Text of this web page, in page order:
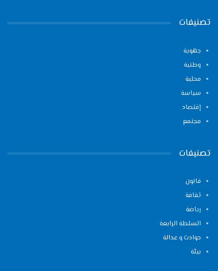
تصنيفات
جهوية
وطنية
محلية
سياسة
إقتصاد
مجتمع
تصنيفات
قانون
ثقافة
رياضة
السلطة الرابعة
حوادث و عدالة
بيئة